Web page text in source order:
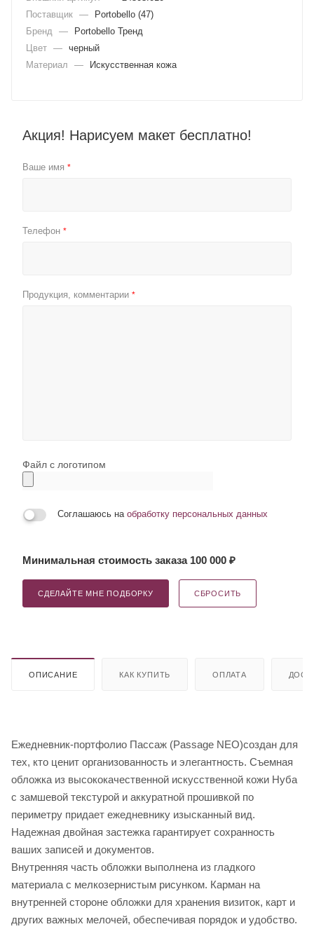
Поставщик —
Portobello (47)
Бренд
—
Portobello Тренд
Цвет — черный
Материал
— Искусственная кожа
Акция! Нарисуем макет бесплатно!
Ваше имя *
Телефон *
Продукция, комментарии *
Файл с логотипом
Соглашаюсь на обработку персональных данных
Минимальная стоимость заказа 100 000 ₽
СДЕЛАЙТЕ МНЕ ПОДБОРКУ СБРОСИТЬ
ОПИСАНИЕ КАК КУПИТЬ ОПЛАТА
Ежедневник-портфолио Пассаж (Passage NEO)создан для
тех, кто ценит организованность и элегантность. Съемная
обложка из высококачественной искусственной кожи Нуба
с замшевой текстурой и аккуратной прошивкой по
периметру придает ежедневнику изысканный вид.
Надежная двойная застежка гарантирует сохранность
ваших записей и документов.
Внутренняя часть обложки выполнена из гладкого
материала с мелкозернистым рисунком. Карман на
внутренней стороне обложки для хранения визиток, карт и
других важных мелочей, обеспечивая порядок и удобство.